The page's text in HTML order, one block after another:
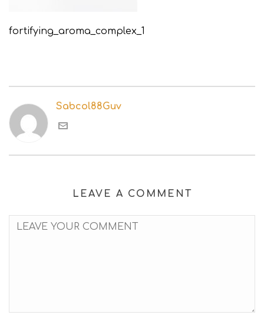
fortifying_aroma_complex_1
Sabcol88Guv
LEAVE A COMMENT